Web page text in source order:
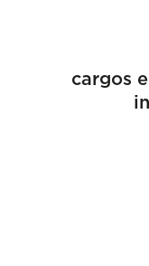
cargos